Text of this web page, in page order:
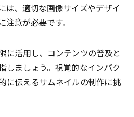
は、適切な画像サイズやデザイ
意が必要です。
に活用し、コンテンツの普及と
しましょう。視覚的なインパク
に伝えるサムネイルの制作に挑